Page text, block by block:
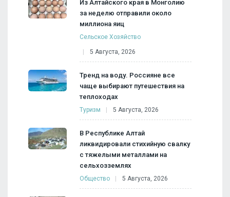
Из Алтайского края в Монголию
за неделю отправили около
миллиона яиц
Сельское Хозяйство
5 Августа, 2026
Тренд на воду. Россияне все
чаще выбирают путешествия на
теплоходах
Туризм 5 Августа, 2026
В Республике Алтай
ликвидировали стихийную свалку
с тяжелыми металлами на
сельхозземлях
Общество 5 Августа, 2026